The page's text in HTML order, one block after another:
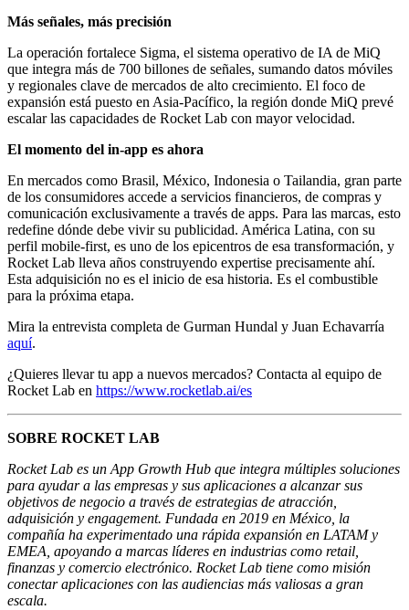
Más señales, más precisión
La operación fortalece Sigma, el sistema operativo de IA de MiQ
que integra más de 700 billones de señales, sumando datos móviles
y regionales clave de mercados de alto crecimiento. El foco de
expansión está puesto en Asia-Pacífico, la región donde MiQ prevé
escalar las capacidades de Rocket Lab con mayor velocidad.
El momento del in-app es ahora
En mercados como Brasil, México, Indonesia o Tailandia, gran parte
de los consumidores accede a servicios financieros, de compras y
comunicación exclusivamente a través de apps. Para las marcas, esto
redefine dónde debe vivir su publicidad. América Latina, con su
perfil mobile-first, es uno de los epicentros de esa transformación, y
Rocket Lab lleva años construyendo expertise precisamente ahí.
Esta adquisición no es el inicio de esa historia. Es el combustible
para la próxima etapa.
Mira la entrevista completa de Gurman Hundal y Juan Echavarría
aquí.
¿Quieres llevar tu app a nuevos mercados? Contacta al equipo de
Rocket Lab en https://www.rocketlab.ai/es
SOBRE ROCKET LAB
Rocket Lab es un App Growth Hub que integra múltiples soluciones
para ayudar a las empresas y sus aplicaciones a alcanzar sus
objetivos de negocio a través de estrategias de atracción,
adquisición y engagement. Fundada en 2019 en México, la
compañía ha experimentado una rápida expansión en LATAM y
EMEA, apoyando a marcas líderes en industrias como retail,
finanzas y comercio electrónico. Rocket Lab tiene como misión
conectar aplicaciones con las audiencias más valiosas a gran
escala.